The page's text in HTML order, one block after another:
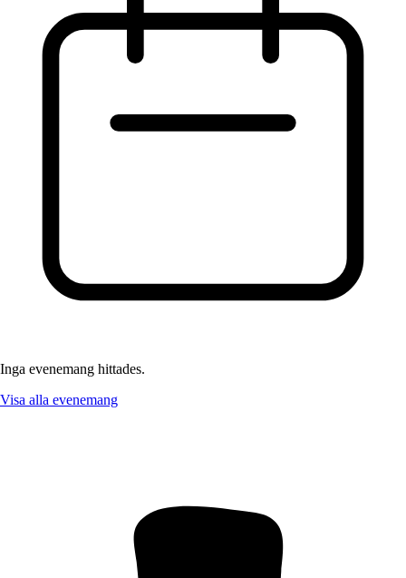
Inga evenemang hittades.
Visa alla evenemang